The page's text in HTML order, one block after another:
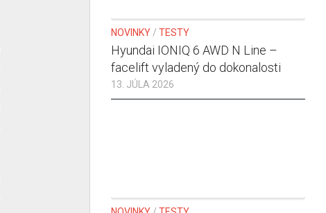
NOVINKY / TESTY
Hyundai IONIQ 6 AWD N Line –
facelift vyladený do dokonalosti
13. JÚLA 2026